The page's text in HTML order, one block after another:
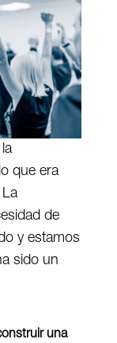
que era
de
y estamos
sido un
una